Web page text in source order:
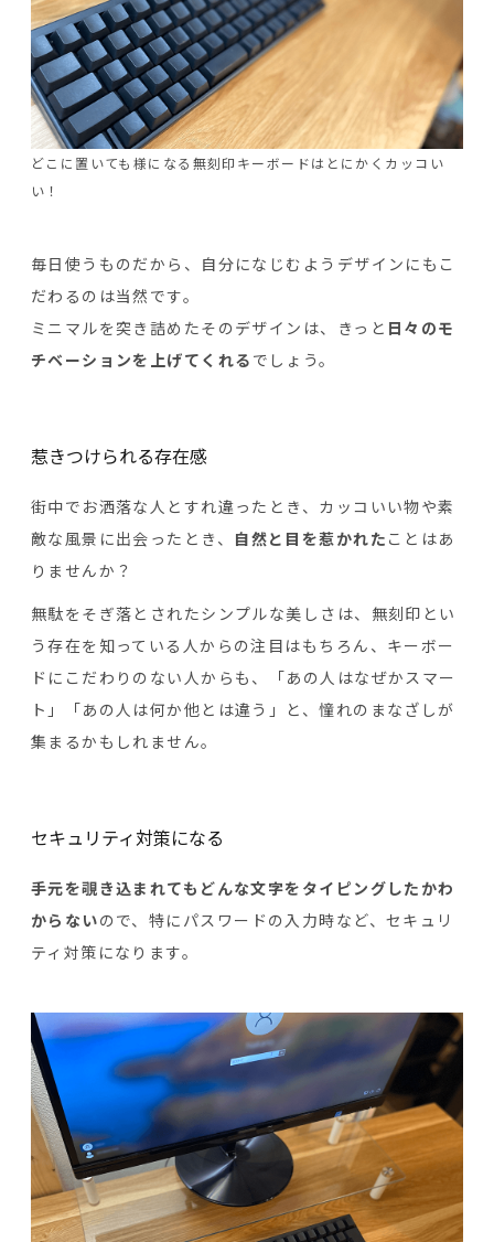
どこに置いても様になる無刻印キーボードはとにかくカッコい
い！
毎日使うものだから、自分になじむようデザインにもこ
だわるのは当然です。
ミニマルを突き詰めたそのデザインは、きっと 日々のモ
チベーションを上げてくれる でしょう。
惹きつけられる存在感
街中でお洒落な人とすれ違ったとき、カッコいい物や素
敵な風景に出会ったとき、 自然と目を惹かれた ことはあ
りませんか？
無駄をそぎ落とされたシンプルな美しさは、無刻印とい
う存在を知っている人からの注目はもちろん、キーボー
ドにこだわりのない人からも、「あの人はなぜかスマー
ト」「あの人は何か他とは違う」と、憧れのまなざしが
集まるかもしれません。
セキュリティ対策になる
手元を覗き込まれてもどんな文字をタイピングしたかわ
からないので、特にパスワードの入力時など、セキュリ
ティ対策になります。